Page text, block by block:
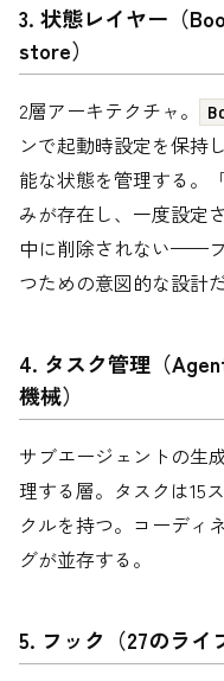
3. 状態レイヤー（
store）
2層アーキテクチャ。
ンで起動時設定を保持し
能な状態を管理する。
みが存在し、一度設定
中に削除されない——
つための意図的な設計だ
4. タスク管理（
機械）
サブエージェントの生
理する層。タスクは15
クルを持つ。コーディ
グが並存する。
5. フック（27のライ